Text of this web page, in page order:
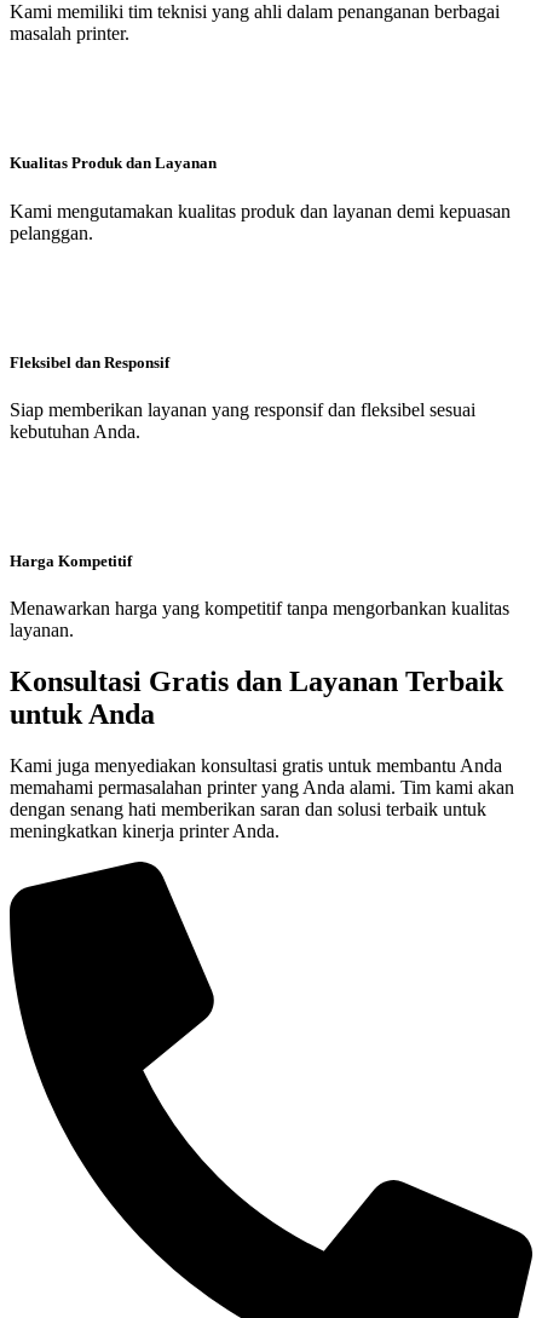
Kami memiliki tim teknisi yang ahli dalam penanganan berbagai
masalah printer.
Kualitas Produk dan Layanan
Kami mengutamakan kualitas produk dan layanan demi kepuasan
pelanggan.
Fleksibel dan Responsif
Siap memberikan layanan yang responsif dan fleksibel sesuai
kebutuhan Anda.
Harga Kompetitif
Menawarkan harga yang kompetitif tanpa mengorbankan kualitas
layanan.
Konsultasi Gratis dan Layanan Terbaik
untuk Anda
Kami juga menyediakan konsultasi gratis untuk membantu Anda
memahami permasalahan printer yang Anda alami. Tim kami akan
dengan senang hati memberikan saran dan solusi terbaik untuk
meningkatkan kinerja printer Anda.